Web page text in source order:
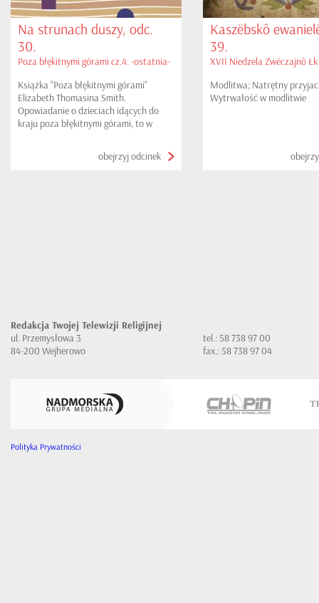
Na strunach duszy, odc.
30.
Poza błękitnymi górami cz.4. -ostatnia-
Książka "Poza błękitnymi górami"
Elizabeth Thomasina Smith.
Opowiadanie o dzieciach idących do
kraju poza błękitnymi górami, to w
dążącego do życia z Bogiem, opisana
językiem zrozumiałym nawet dla małych
obejrzyj odcinek
Kaszëbskô
39.
XVII Niedzela Zwëczajnô Łk
Modlitwa; Natrętny
Wytrwałość w modlitwie
Redakcja Twojej Telewizji Religijnej
ul. Przemysłowa 3
84-200 Wejherowo
tel.: 58 738 97 00
fax.: 58 738 97 04
Polityka Prywatności